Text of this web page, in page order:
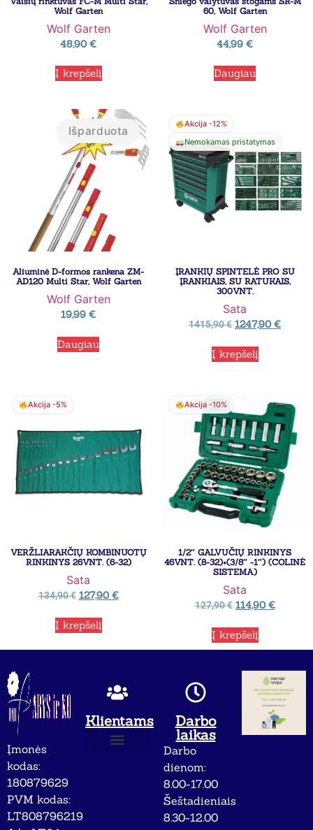
Wolf Garten
Wolf Garten
48,90€
Į krepšelį
60, Wolf Garten
Wolf Garten
44,99 €
Daugiau
Išparduota
Aliuminė D-formos rankena ZM-
AD120 Multi Star, Wolf Garten
Wolf Garten
19,99 €
Daugiau
Akcija -12%
Nemokamas pristatymas
ĮRANKIŲ SPINTELĖ PRO SU
ĮRANKIAIS, SU RATUKAIS,
300VNT.
Sata
1415,90€ 1247,90€
Į krepšelį
Akcija -5%
VERŽLIARAKČIŲ KOMBINUOTŲ
RINKINYS 26VNT. (6-32)
Sata
134,90€ 127,90€
Į krepšelį
Akcija -10%
1/2″ GALVUČIŲ RINKINYS
46VNT. (8-32)+(3/8″ -1″) (COLINĖ
SISTEMA)
Sata
127,90€ 114,90€
Į krepšelį
Įmonės
kodas:
180879629
PVM kodas:
LT808796219
Klientams
Darbo
laikas
Darbo
dienom:
8.00-17.00
Šeštadieniais
8.30-12.00